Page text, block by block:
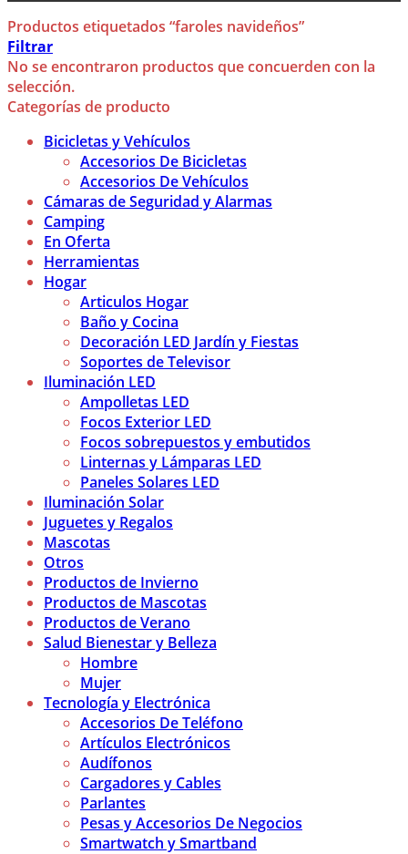
Productos etiquetados “faroles navideños”
Filtrar
No se encontraron productos que concuerden con la
selección.
Categorías de producto
Bicicletas y Vehículos
Accesorios De Bicicletas
Accesorios De Vehículos
Cámaras de Seguridad y Alarmas
Camping
En Oferta
Herramientas
Hogar
Articulos Hogar
Baño y Cocina
Decoración LED Jardín y Fiestas
Soportes de Televisor
Iluminación LED
Ampolletas LED
Focos Exterior LED
Focos sobrepuestos y embutidos
Linternas y Lámparas LED
Paneles Solares LED
Iluminación Solar
Juguetes y Regalos
Mascotas
Otros
Productos de Invierno
Productos de Mascotas
Productos de Verano
Salud Bienestar y Belleza
Hombre
Mujer
Tecnología y Electrónica
Accesorios De Teléfono
Artículos Electrónicos
Audífonos
Cargadores y Cables
Parlantes
Pesas y Accesorios De Negocios
Smartwatch y Smartband